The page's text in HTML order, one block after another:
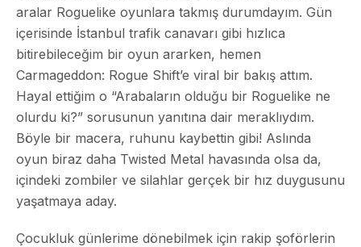
aralar Roguelike oyunlara takmış durumdayım. Gün
içerisinde İstanbul trafik canavarı gibi hızlıca
bitirebileceğim bir oyun ararken, hemen
Carmageddon: Rogue Shift’e viral bir bakış attım.
Hayal ettiğim o “Arabaların olduğu bir Roguelike ne
olurdu ki?” sorusunun yanıtına dair meraklıydım.
Böyle bir macera, ruhunu kaybettin gibi! Aslında
oyun biraz daha Twisted Metal havasında olsa da,
içindeki zombiler ve silahlar gerçek bir hız duygusunu
yaşatmaya aday.
Çocukluk günlerime dönebilmek için rakip şoförlerin